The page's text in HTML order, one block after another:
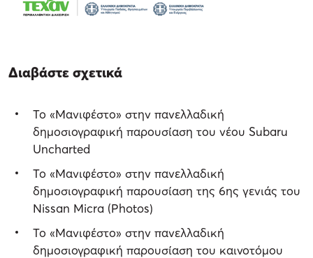
Διαβάστε σχετικά
Το «Μανιφέστο» στην πανελλαδική
δημοσιογραφική παρουσίαση του νέου Subaru
Uncharted
Το «Μανιφέστο» στην πανελλαδική
δημοσιογραφική παρουσίαση της 6ης γενιάς του
Nissan Micra (Photos)
Το «Μανιφέστο» στην πανελλαδική
δημοσιογραφική παρουσίαση του καινοτόμου